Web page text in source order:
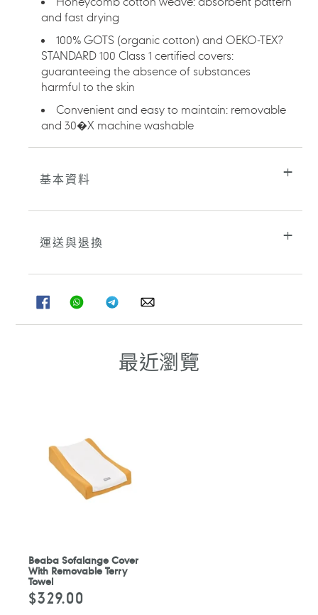
and fast drying
100% GOTS (organic cotton) and OEKO-TEX?
STANDARD 100 Class 1 certified covers:
guaranteeing the absence of substances
harmful to the skin
Convenient and easy to maintain: removable
and 30�X machine washable
基本資料
運送與退換
FACEBOOK
分
享
WHATSAPPTELEGRAM
分
享
WHATSAPP
最近瀏覽
Beaba Sofalange Cover
With Removable Terry
Towel
定
價
$329.00